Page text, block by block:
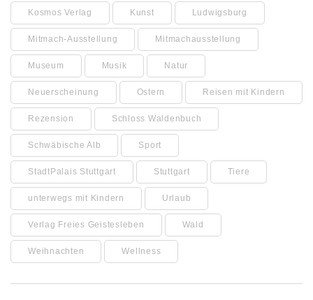
Kosmos Verlag Kunst Ludwigsburg
Mitmach-Ausstellung Mitmachausstellung
Museum Musik Natur
Neuerscheinung Ostern Reisen mit Kindern
Rezension Schloss Waldenbuch
Schwäbische Alb Sport
StadtPalais Stuttgart Stuttgart Tiere
unterwegs mit Kindern Urlaub
Verlag Freies Geistesleben Wald
Weihnachten Wellness